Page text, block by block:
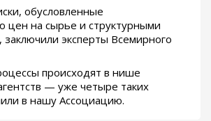
обусловленные
цен на сырье и структурными
заключили эксперты Всемирного
происходят в нише
— уже четыре таких
в нашу Ассоциацию.